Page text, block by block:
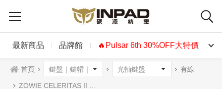
最新商品 品牌館 🔥Pulsar 6th 30%OFF大特價🔥
首頁 有線
ZOWIE CELERITAS II 機械式鍵盤 光軸 英文 中文 紅光